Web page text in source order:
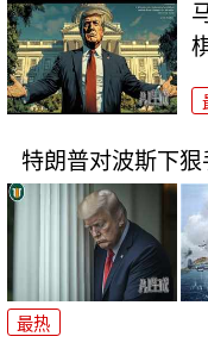
特朗普对波斯下狠
最热